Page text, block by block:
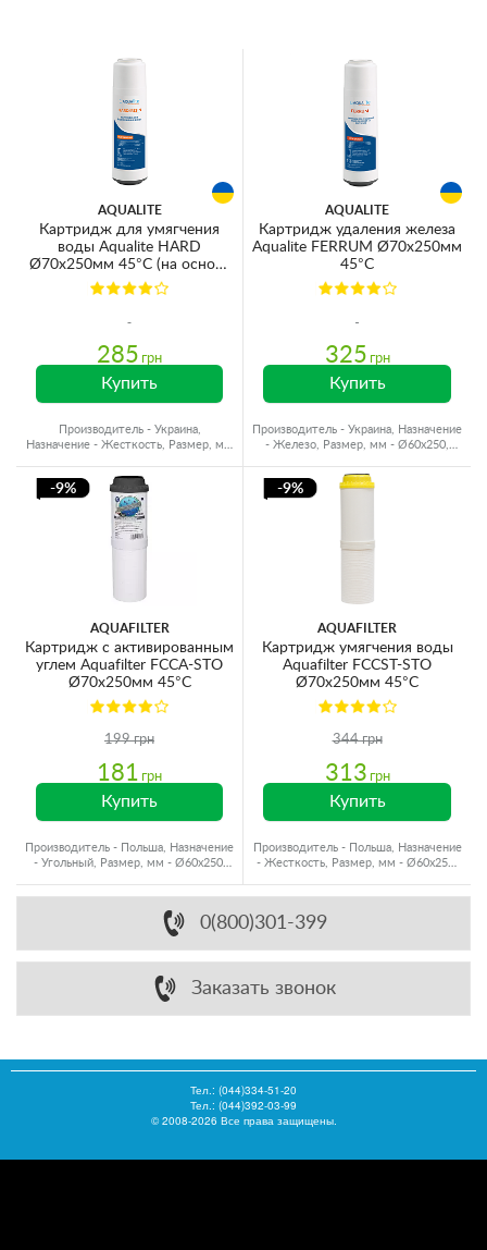
AQUALITE
Картридж для умягчения
воды Aqualite HARD
Ø70x250мм 45°C (на основе
ионного обмена)
285 грн
Купить
Производитель - Украина,
Назначение - Жесткость, Размер, мм
AQUALITE
Картридж удаления железа
Aqualite FERRUM Ø70x250мм
45°C
325 грн
Купить
Производитель - Украина, Назначение
- Железо, Размер, мм - Ø60x250,
-9%
AQUAFILTER
Картридж с активированным
углем Aquafilter FCCA-STO
Ø70x250мм 45°C
199 грн
181 грн
Купить
Производитель - Польша, Назначение
- Угольный, Размер, мм - Ø60x250,
-9%
AQUAFILTER
Картридж умягчения воды
Aquafilter FCCST-STO
Ø70x250мм 45°C
344 грн
313 грн
Купить
Производитель - Польша, Назначение
- Жесткость, Размер, мм - Ø60x250,
0(800)301-399
Заказать звонок
Тел.: (044)334-51-20
Тел.: (044)392-03-99
© 2008-2026 Все права защищены.